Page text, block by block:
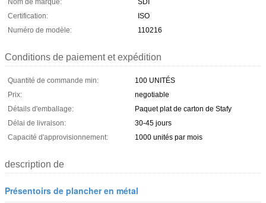
Nom de marque:
SDI
Certification:
ISO
Numéro de modèle:
110216
Conditions de paiement et expédition
Quantité de commande min:
100 UNITÉS
Prix:
negotiable
Détails d'emballage:
Paquet plat de carton de Stafy
Délai de livraison:
30-45 jours
Capacité d'approvisionnement:
1000 unités par mois
description de
Présentoirs de plancher en métal